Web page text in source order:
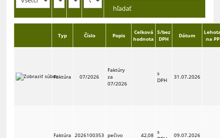
Typ Číslo Popis
Celková
hodnota
S/bez
DPH
Dátum
na PP
Faktúra 07/2026
Faktúry
za
07/2026
s
DPH
31.07.2026
Faktúra 2026100353 pečivo 42,08 s
09.07.2026